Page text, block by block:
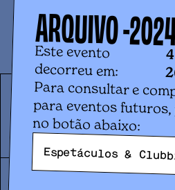
Concerto
HOMEM DO
SEX 04.10 | 21:00
ARQUIVO -
Este evento
decorreu em:
Para consultar e
para eventos futuros,
no botão abaixo:
Espetáculos &